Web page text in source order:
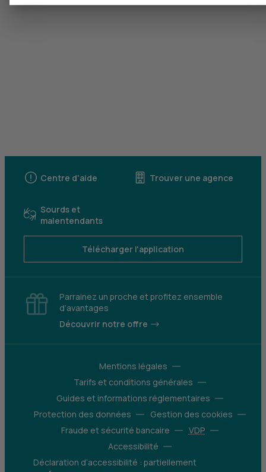
Centre d'aide Trouver une agence
Sourds et
malentendants
Télécharger l'application
Parrainez un proche et profitez ensemble
d’avantages
Découvrir notre offre
Mentions légales
Tarifs et conditions générales
Guides et informations réglementaires
Protection des données
Gestion des cookies
Fraude et sécurité bancaire
VDP
Accessibilité
Déclaration d’accessibilité : partiellement